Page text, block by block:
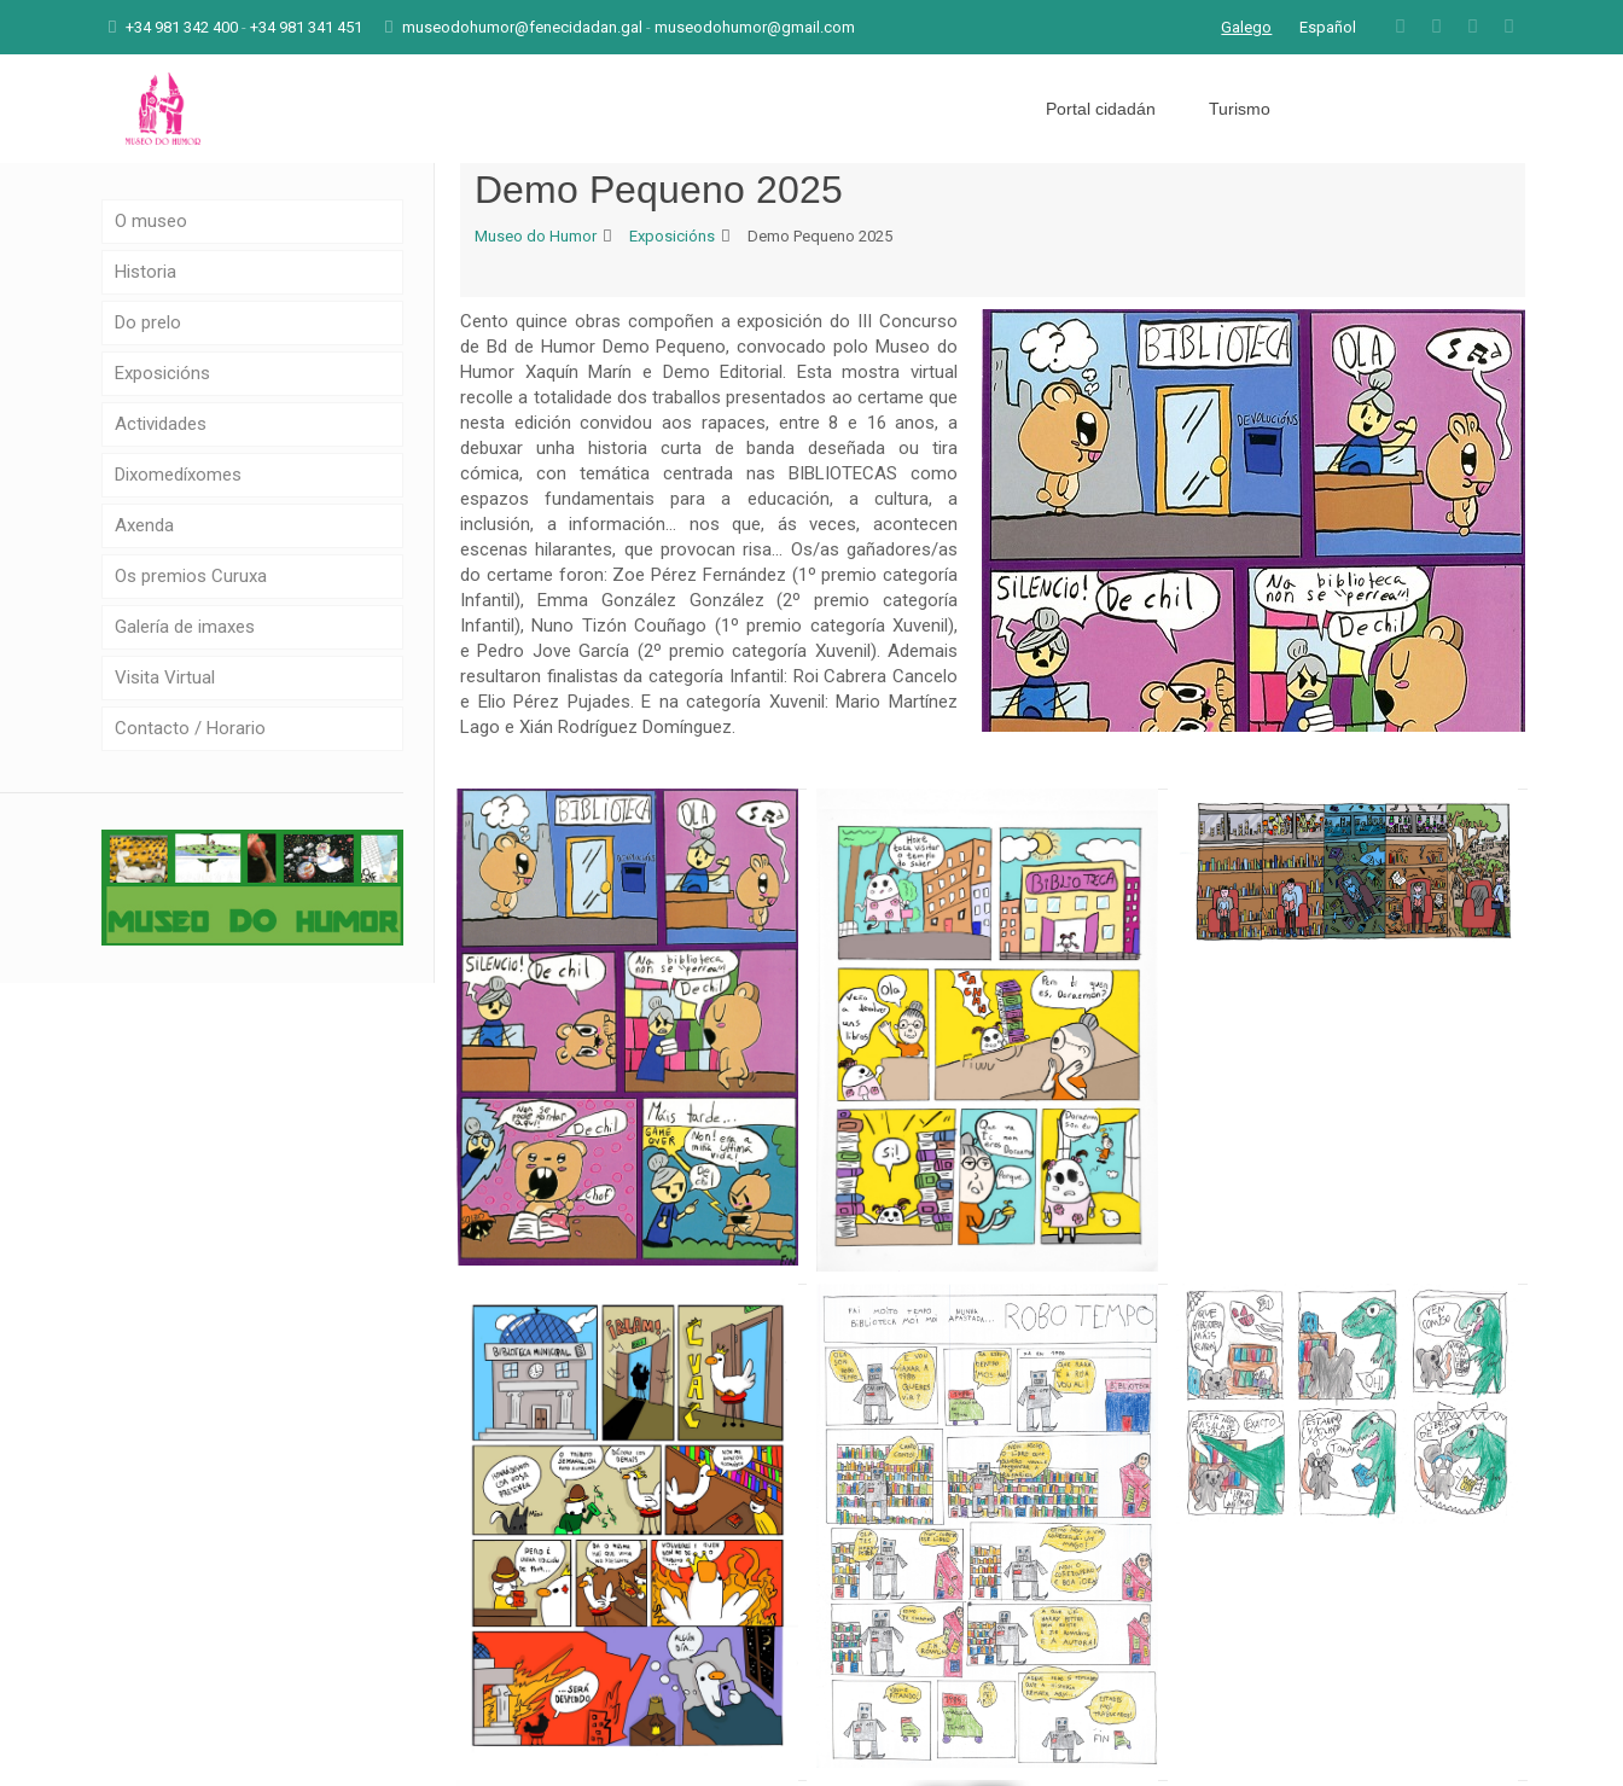
+34 981 342 400 -+34 981 341 451 museodohumor@fenecidadan.gal -museodohumor@gmail.com Galego Español
Portal cidadán Turismo
Demo Pequeno 2025
Museo do Humor Exposicións Demo Pequeno 2025
Cento quince obras compoñen a exposición do III Concurso
de Bd de Humor Demo Pequeno, convocado polo Museo do
Humor Xaquín Marín e Demo Editorial. Esta mostra virtual
recolle a totalidade dos traballos presentados ao certame que
nesta edición convidou aos rapaces, entre 8 e 16 anos, a
debuxar unha historia curta de banda deseñada ou tira
cómica, con temática centrada nas BIBLIOTECAS como
espazos fundamentais para a educación, a cultura, a
inclusión, a información… nos que, ás veces, acontecen
escenas hilarantes, que provocan risa... Os/as gañadores/as
do certame foron: Zoe Pérez Fernández (1º premio categoría
Infantil), Emma González González (2º premio categoría
Infantil), Nuno Tizón Couñago (1º premio categoría Xuvenil),
e Pedro Jove García (2º premio categoría Xuvenil). Ademais
resultaron finalistas da categoría Infantil: Roi Cabrera Cancelo
e Elio Pérez Pujades. E na categoría Xuvenil: Mario Martínez
Lago e Xián Rodríguez Domínguez.
O museo
Historia
Do prelo
Exposicións
Actividades
Dixomedíxomes
Axenda
Os premios Curuxa
Galería de imaxes
Visita Virtual
Contacto / Horario